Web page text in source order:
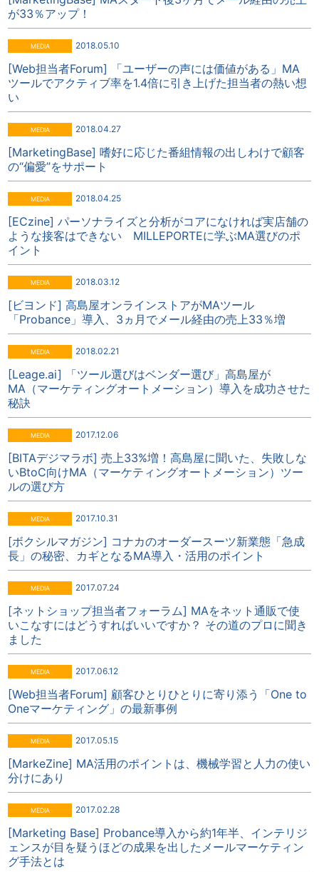
が33％アップ！
2018.05.10
[Web担当者Forum] 「ユーザーの声には価値がある」MA
ツールでアクティブ率を1.4倍に引き上げた担当者の熱い想
い
2018.04.27
[MarketingBase] 嗜好に応じた番組情報の出しわけで顧客
の“偏愛”をサポート
2018.04.25
[ECzine] パーソナライズと分析がコアになければ実店舗の
ような接客はできない MILLEPORTEに学ぶMA選びのポ
イント
2018.03.12
[ビヨンド] 高島屋オンラインストアがMAツール
「Probance」導入、3ヵ月でメール経由の売上33％増
2018.02.21
[Leage.ai] 「ツール選びはベンダー選び」高島屋が
MA（マーケティングオートメーション）導入を成功させた
秘訣
2017.12.06
[BITAデジマラボ] 売上33%増！高島屋に聞いた、失敗しな
いBtoC向けMA（マーケティングオートメーション）ツー
ルの選び方
2017.10.31
[ボクシルマガジン] コナカのオーダースーツ新業態「急成
長」の秘密、カギとなるMA導入・活用のポイント
2017.07.24
[ネットショップ担当者フォーラム] MAをネット通販で使
いこなすにはどうすればいいですか？ その道のプロに聞き
ました
2017.06.12
[Web担当者Forum] 顧客ひとりひとりに寄り添う「One to
Oneマーケティング」の最新事例
2017.05.15
[MarkeZine] MA活用のポイントは、機械学習と人力の使い
分けにあり
2017.02.28
[Marketing Base] Probance導入から約1年半、インテリジ
ェンスが目を疑うほどの成果を出したメールマーケティン
グ手法とは